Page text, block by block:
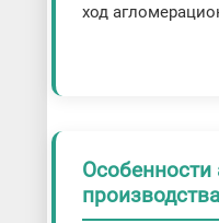
ход
Особенности
производства